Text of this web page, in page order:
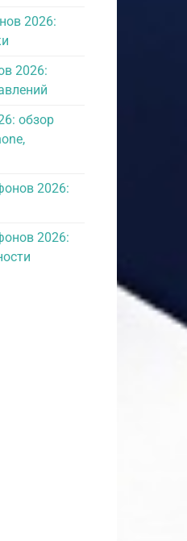
2026:
2026:
обзор
2026:
2026: